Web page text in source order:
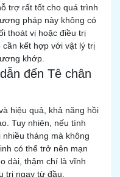
trợ rất tốt cho quá trình
pháp này không có
thoát vị hoặc điều trị
kết hợp với vật lý trị
khớp.
đến Tê chân
hiệu quả, khả năng hồi
Tuy nhiên, nếu tình
tháng mà không
có thể trở nên mạn
dài, thậm chí là vĩnh
trị ngay từ đầu.